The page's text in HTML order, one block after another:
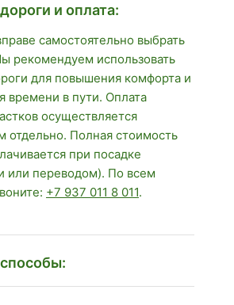
и оплата:
самостоятельно выбрать
рекомендуем использовать
для повышения комфорта и
времени в пути. Оплата
осуществляется
отдельно. Полная стоимость
при посадке
или переводом). По всем
+7 937 011 8 011.